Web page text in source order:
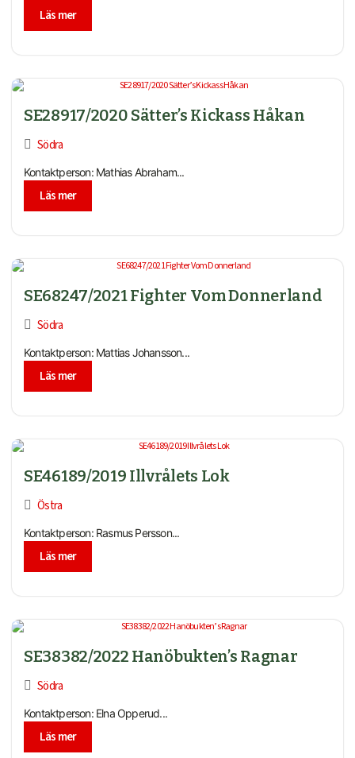
Läs mer
SE28917/2020 Sätter’s Kickass Håkan
Södra
Kontaktperson: Mathias Abraham...
Läs mer
SE68247/2021 Fighter Vom Donnerland
Södra
Kontaktperson: Mattias Johansson...
Läs mer
SE46189/2019 Illvrålets Lok
Östra
Kontaktperson: Rasmus Persson...
Läs mer
SE38382/2022 Hanöbukten’s Ragnar
Södra
Kontaktperson: Elna Opperud...
Läs mer